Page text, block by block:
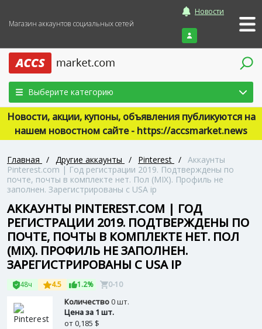
Магазин аккаунтов социальных сетей
Новости
Войти
Выберите категорию
Новости, акции, купоны, объявления публикуются на
нашем новостном сайте - https://accsmarket.news
Главная / Другие аккаунты / Pinterest / Аккаунты
Pinterest.com | Год регистрации 2019. Подтверждены по
почте, почты в комплекте нет. Пол (MIX). Профиль не
заполнен. Зарегистрированы с USA ip
АККАУНТЫ PINTEREST.COM | ГОД
РЕГИСТРАЦИИ 2019. ПОДТВЕРЖДЕНЫ ПО
ПОЧТЕ, ПОЧТЫ В КОМПЛЕКТЕ НЕТ. ПОЛ
(MIX). ПРОФИЛЬ НЕ ЗАПОЛНЕН.
ЗАРЕГИСТРИРОВАНЫ С USA IP
48ч 4.5 1.2% 0-10
Количество0 шт.
Цена за 1 шт.
от0,185 $